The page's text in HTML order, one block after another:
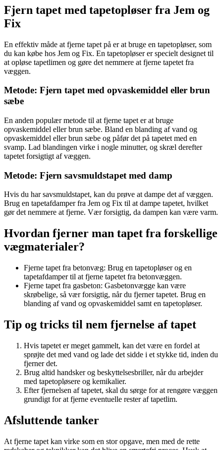
Fjern tapet med tapetopløser fra Jem og
Fix
En effektiv måde at fjerne tapet på er at bruge en tapetopløser, som
du kan købe hos Jem og Fix. En tapetopløser er specielt designet til
at opløse tapetlimen og gøre det nemmere at fjerne tapetet fra
væggen.
Metode: Fjern tapet med opvaskemiddel eller brun
sæbe
En anden populær metode til at fjerne tapet er at bruge
opvaskemiddel eller brun sæbe. Bland en blanding af vand og
opvaskemiddel eller brun sæbe og påfør det på tapetet med en
svamp. Lad blandingen virke i nogle minutter, og skræl derefter
tapetet forsigtigt af væggen.
Metode: Fjern savsmuldstapet med damp
Hvis du har savsmuldstapet, kan du prøve at dampe det af væggen.
Brug en tapetafdamper fra Jem og Fix til at dampe tapetet, hvilket
gør det nemmere at fjerne. Vær forsigtig, da dampen kan være varm.
Hvordan fjerner man tapet fra forskellige
vægmaterialer?
Fjerne tapet fra betonvæg: Brug en tapetopløser og en
tapetafdamper til at fjerne tapetet fra betonvæggen.
Fjerne tapet fra gasbeton: Gasbetonvægge kan være
skrøbelige, så vær forsigtig, når du fjerner tapetet. Brug en
blanding af vand og opvaskemiddel samt en tapetopløser.
Tip og tricks til nem fjernelse af tapet
Hvis tapetet er meget gammelt, kan det være en fordel at
sprøjte det med vand og lade det sidde i et stykke tid, inden du
fjerner det.
Brug altid handsker og beskyttelsesbriller, når du arbejder
med tapetopløsere og kemikalier.
Efter fjernelsen af tapetet, skal du sørge for at rengøre væggen
grundigt for at fjerne eventuelle rester af tapetlim.
Afsluttende tanker
At fjerne tapet kan virke som en stor opgave, men med de rette